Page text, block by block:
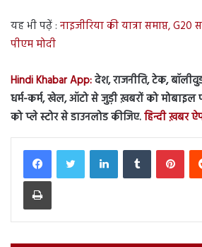
यह भी पढ़ें : नाइजीरिया की यात्रा समाप्त,
पीएम मोदी
Hindi Khabar App:देश, राजनीति, टेक,
धर्म-कर्म, खेल, ऑटो से जुड़ी ख़बरों को मोबाइल
को प्ले स्टोर से डाउनलोड कीजिए.हिन्दी ख़बर
LinkedInTumblr
Print